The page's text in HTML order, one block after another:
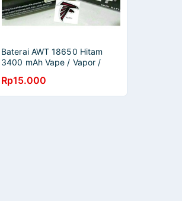
Baterai AWT 18650 Hitam
3400 mAh Vape / Vapor /
Rp15.000